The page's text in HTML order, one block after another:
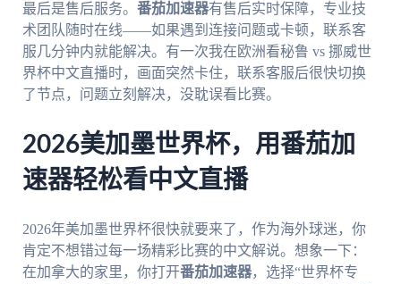
最后是售后服务。 番茄加速器有售后实时保障，专业技
术团队随时在线——如果遇到连接问题或卡顿，联系客
服几分钟内就能解决。有一次我在欧洲看秘鲁 vs 挪威世
界杯中文直播时，画面突然卡住，联系客服后很快切换
了节点，问题立刻解决，没耽误看比赛。
2026美加墨世界杯，用番茄加
速器轻松看中文直播
2026年美加墨世界杯很快就要来了，作为海外球迷，你
肯定不想错过每一场精彩比赛的中文解说。想象一下：
在加拿大的家里，你打开番茄加速器，选择“世界杯专